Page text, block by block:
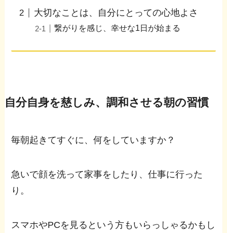
大切なことは、自分にとっての心地よさ
繋がりを感じ、幸せな1日が始まる
自分自身を慈しみ、調和させる朝の習慣
毎朝起きてすぐに、何をしていますか？
急いで顔を洗って家事をしたり、仕事に行った
り。
スマホやPCを見るという方もいらっしゃるかもし